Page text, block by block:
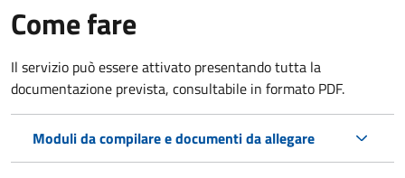
Come fare
Il servizio può essere attivato presentando tutta la
documentazione prevista, consultabile in formato PDF.
Moduli da compilare e documenti da allegare